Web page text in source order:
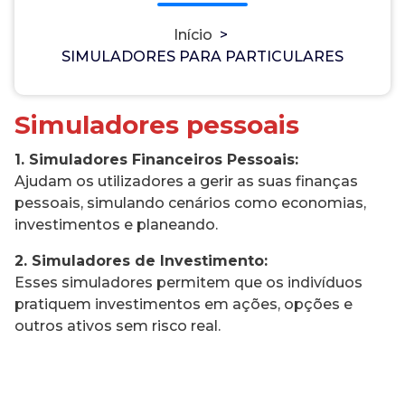
Início >
SIMULADORES PARA PARTICULARES
Simuladores pessoais
1. Simuladores Financeiros Pessoais:
Ajudam os utilizadores a gerir as suas finanças
pessoais, simulando cenários como economias,
investimentos e planeando.
2. Simuladores de Investimento:
Esses simuladores permitem que os indivíduos
pratiquem investimentos em ações, opções e
outros ativos sem risco real.